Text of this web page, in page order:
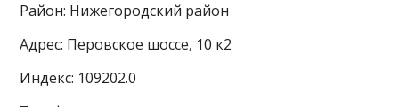
Район: Нижегородский район
Адрес: Перовское шоссе, 10 к2
Индекс: 109202.0